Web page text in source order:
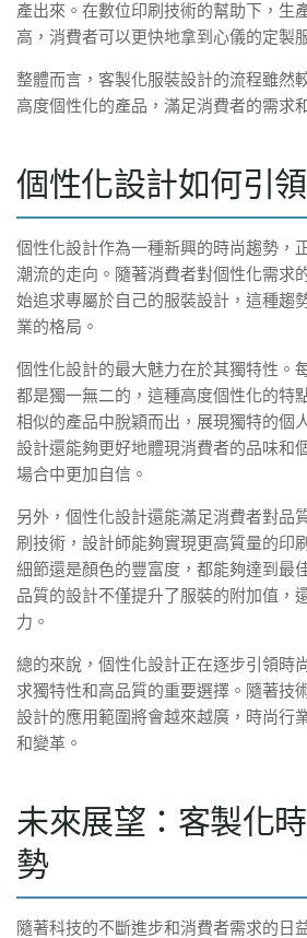
產出來。在數位印刷技術的幫助下，生
高，消費者可以更快地拿到心儀的定製
整體而言，客製化服裝設計的流程雖然
高度個性化的產品，滿足消費者的需求
個性化設計如何引
個性化設計作為一種新興的時尚趨勢，
潮流的走向。隨著消費者對個性化需求
始追求專屬於自己的服裝設計，這種趨
業的格局。
個性化設計的最大魅力在於其獨特性。
都是獨一無二的，這種高度個性化的特
相似的產品中脫穎而出，展現獨特的個
設計還能夠更好地體現消費者的品味和
場合中更加自信。
另外，個性化設計還能滿足消費者對品
刷技術，設計師能夠實現更高質量的印
細節還是顏色的豐富度，都能夠達到最
品質的設計不僅提升了服裝的附加值，
力。
總的來說，個性化設計正在逐步引領時
求獨特性和高品質的重要選擇。隨著技
設計的應用範圍將會越來越廣，時尚行
和變革。
未來展望：客製化
勢
隨著科技的不斷進步和消費者需求的日